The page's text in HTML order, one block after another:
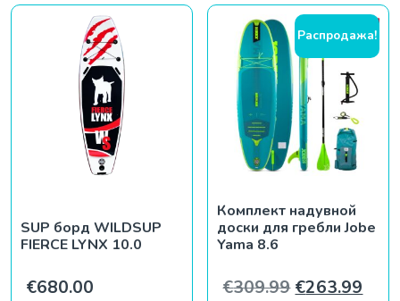
SUP борд WILDSUP
FIERCE LYNX 10.0
€680.00
Распродажа!
Комплект надувной
доски для гребли Jobe
Yama 8.6
€309.99€263.99